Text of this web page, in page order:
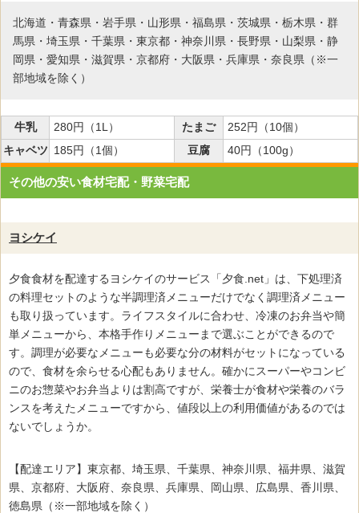
北海道・青森県・岩手県・山形県・福島県・茨城県・栃木県・群
馬県・埼玉県・千葉県・東京都・神奈川県・長野県・山梨県・静
岡県・愛知県・滋賀県・京都府・大阪県・兵庫県・奈良県（※一
部地域を除く）
牛乳 280円（1L） たまご
252円（10個）
キャベツ 185円（1個） 豆腐 40円（100g）
その他の安い食材宅配・野菜宅配
ヨシケイ
夕食食材を配達するヨシケイのサービス「夕食.net」は、下処理済
の料理セットのような半調理済メニューだけでなく調理済メニュー
も取り扱っています。ライフスタイルに合わせ、冷凍のお弁当や簡
単メニューから、本格手作りメニューまで選ぶことができるので
す。調理が必要なメニューも必要な分の材料がセットになっている
ので、食材を余らせる心配もありません。確かにスーパーやコンビ
ニのお惣菜やお弁当よりは割高ですが、栄養士が食材や栄養のバラ
ンスを考えたメニューですから、値段以上の利用価値があるのでは
ないでしょうか。
【配達エリア】東京都、埼玉県、千葉県、神奈川県、福井県、滋賀
県、京都府、大阪府、奈良県、兵庫県、岡山県、広島県、香川県、
徳島県（※一部地域を除く）